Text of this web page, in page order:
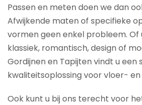
Passen en meten doen we dan
Afwijkende maten of specifieke
vormen geen enkel probleem. Of
klassiek, romantisch, design of
Gordijnen en Tapijten vindt u een
kwaliteitsoplossing voor vloer-
Ook kunt u bij ons terecht voor